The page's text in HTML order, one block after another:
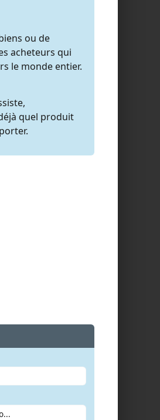
ou de
acheteurs qui
le monde entier.
quel produit